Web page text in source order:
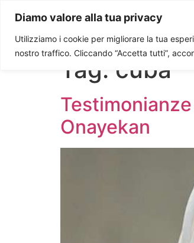
Diamo valore alla tua privacy
Utilizziamo i cookie per migliorare la tua
nostro traffico. Cliccando “Accetta tutti”,
Paolo Ondarza
Tag: cuba
Onayekan